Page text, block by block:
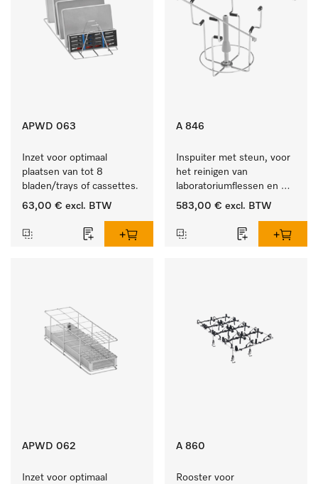
APWD 063
Inzet voor optimaal
plaatsen van tot 8
bladen/trays of cassettes.
63,00 € excl. BTW
A 846
Inspuiter met steun, voor
het reinigen van
laboratoriumflessen en
rondkolf.
583,00 € excl. BTW
APWD 062
Inzet voor optimaal
A 860
Rooster voor